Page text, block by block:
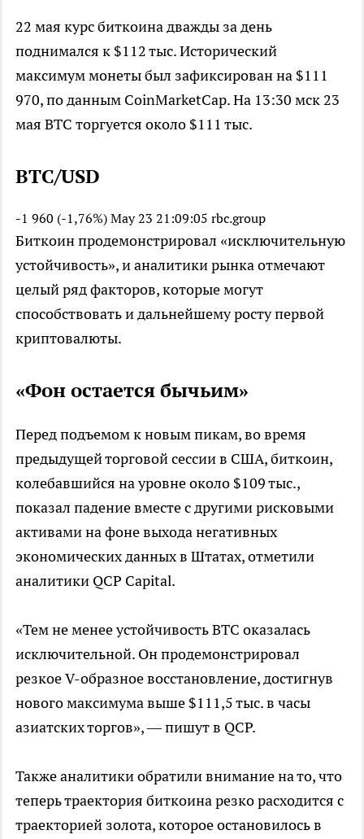
22 мая курс биткоина дважды за день
поднимался к $112 тыс. Исторический
максимум монеты был зафиксирован на $111
970, по данным CoinMarketCap. На 13:30 мск 23
мая BTC торгуется около $111 тыс.
BTC/USD
-1 960 (-1,76%) May 23 21:09:05 rbc.group
Биткоин продемонстрировал «исключительную
устойчивость», и аналитики рынка отмечают
целый ряд факторов, которые могут
способствовать и дальнейшему росту первой
криптовалюты.
«Фон остается бычьим»
Перед подъемом к новым пикам, во время
предыдущей торговой сессии в США, биткоин,
колебавшийся на уровне около $109 тыс.,
показал падение вместе с другими рисковыми
активами на фоне выхода негативных
экономических данных в Штатах, отметили
аналитики QCP Capital.
«Тем не менее устойчивость BTC оказалась
исключительной. Он продемонстрировал
резкое V-образное восстановление, достигнув
нового максимума выше $111,5 тыс. в часы
азиатских торгов», — пишут в QCP.
Также аналитики обратили внимание на то, что
теперь траектория биткоина резко расходится с
траекторией золота, которое остановилось в